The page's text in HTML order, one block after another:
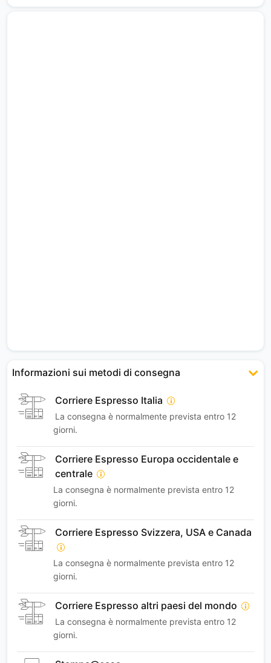
Informazioni sui metodi di consegna
Corriere Espresso Italia
La consegna è normalmente prevista entro 12
giorni.
Corriere Espresso Europa occidentale e
centrale
La consegna è normalmente prevista entro 12
giorni.
Corriere Espresso Svizzera, USA e Canada
La consegna è normalmente prevista entro 12
giorni.
Corriere Espresso altri paesi del mondo
La consegna è normalmente prevista entro 12
giorni.